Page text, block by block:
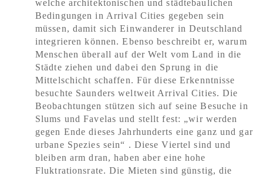
welche architektonischen und städtebaulichen
Bedingungen in Arrival Cities gegeben sein
müssen, damit sich Einwanderer in Deutschland
integrieren können. Ebenso beschreibt er, warum
Menschen überall auf der Welt vom Land in die
Städte ziehen und dabei den Sprung in die
Mittelschicht schaffen. Für diese Erkenntnisse
besuchte Saunders weltweit Arrival Cities. Die
Beobachtungen stützen sich auf seine Besuche in
Slums und Favelas und stellt fest: „wir werden
gegen Ende dieses Jahrhunderts eine ganz und gar
urbane Spezies sein“ . Diese Viertel sind und
bleiben arm dran, haben aber eine hohe
Fluktrationsrate. Die Mieten sind günstig, die